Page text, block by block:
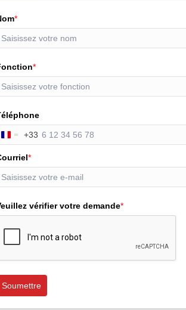
*
*
France
+33
*
vérifier votre demande*
Soumettre